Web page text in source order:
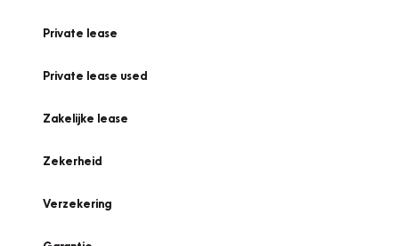
Private lease
Private lease used
Zakelijke lease
Zekerheid
Verzekering